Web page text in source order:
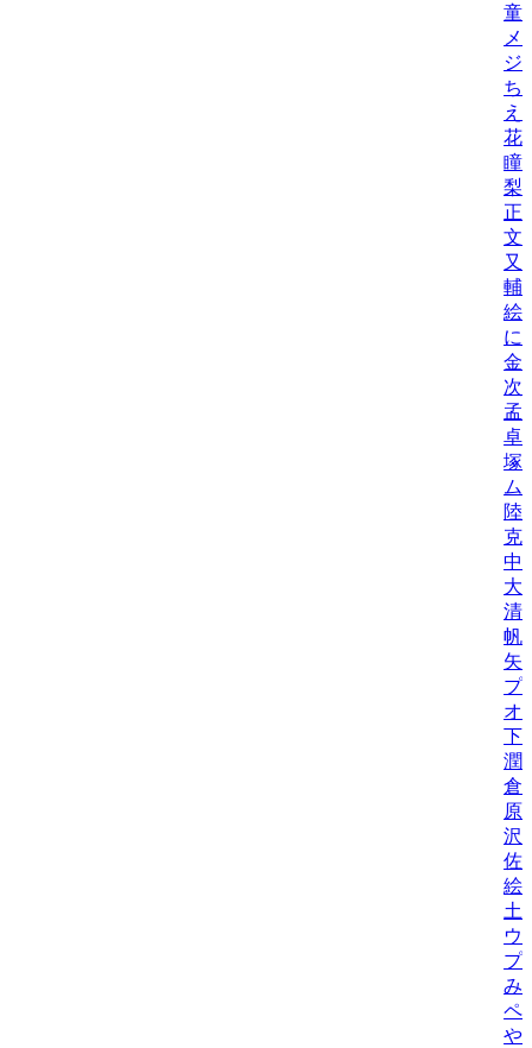
童
メ
ジ
ち
え
花
瞳/
梨
正
文
又
輔/
絵
に
金
次/
孟
卓
塚
ム
陸
克
中
大
清
帆/
矢
プ
オ
下
潤/
倉
原
沢
佐
絵/
土
ウ
プ
み/
ペ/
や